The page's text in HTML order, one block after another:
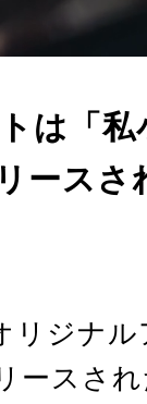
は「私
ースさ
リジナ
ースさ